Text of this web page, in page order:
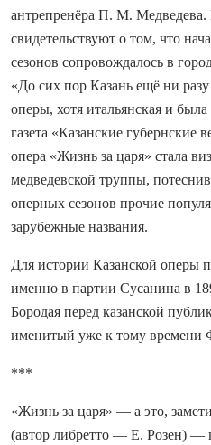
антрепренёра П. М. Медведева.
свидетельствуют о том, что
сезонов сопровождалось в
«До сих пор Казань ещё ни
оперы, хотя итальянская и
газета «Казанские губернские
опера «Жизнь за царя» стала
медведевской труппы,
оперных сезонов прочие
зарубежные названия.
Для истории Казанской оперы
именно в партии Сусанина в
Бородая перед казанской
именитый уже к тому времени
***
«Жизнь за царя» — а это,
(автор либретто — Е. Розен) —